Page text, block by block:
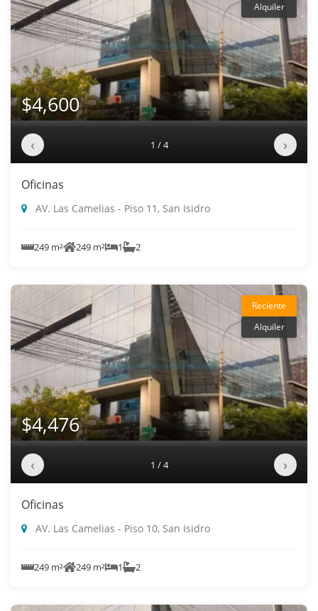
Alquiler
$4,600
‹ 1 / 4 ›
Oficinas
AV. Las Camelias - Piso 11, San Isidro
249 m² 249 m² 1 2
Reciente
Alquiler
$4,476
‹ 1 / 4 ›
Oficinas
AV. Las Camelias - Piso 10, San Isidro
249 m² 249 m² 1 2